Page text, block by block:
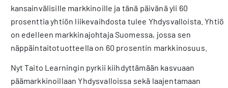
kansainvälisille markkinoille ja tänä päivänä yli 60
prosenttia yhtiön liikevaihdosta tulee Yhdysvalloista. Yhtiö
on edelleen markkinajohtaja Suomessa, jossa sen
näppäintaitotuotteella on 60 prosentin markkinosuus.
Nyt Taito Learningin pyrkii kiihdyttämään kasvuaan
päämarkkinoillaan Yhdysvalloissa sekä laajentamaan